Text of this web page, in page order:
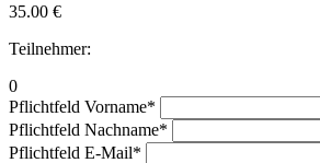
35.00 €
Teilnehmer:
0
Pflichtfeld Vorname*
Pflichtfeld Nachname*
Pflichtfeld E-Mail*